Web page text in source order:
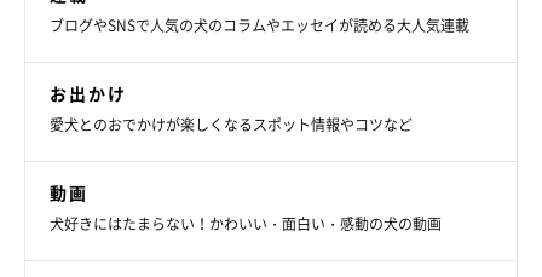
ブログやSNSで人気の犬のコラムやエッセイが読める大人気連載
お出かけ
愛犬とのおでかけが楽しくなるスポット情報やコツなど
動画
犬好きにはたまらない！かわいい・面白い・感動の犬の動画